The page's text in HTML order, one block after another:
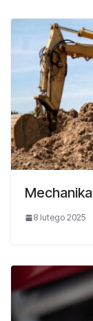
8 lutego 2025